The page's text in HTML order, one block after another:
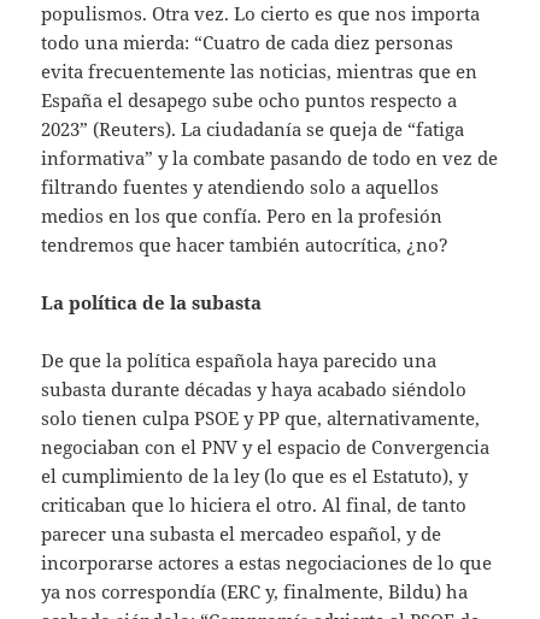
populismos. Otra vez. Lo cierto es que nos importa
todo una mierda: “Cuatro de cada diez personas
evita frecuentemente las noticias, mientras que en
España el desapego sube ocho puntos respecto a
2023” (Reuters). La ciudadanía se queja de “fatiga
informativa” y la combate pasando de todo en vez de
filtrando fuentes y atendiendo solo a aquellos
medios en los que confía. Pero en la profesión
tendremos que hacer también autocrítica, ¿no?
La política de la subasta
De que la política española haya parecido una
subasta durante décadas y haya acabado siéndolo
solo tienen culpa PSOE y PP que, alternativamente,
negociaban con el PNV y el espacio de Convergencia
el cumplimiento de la ley (lo que es el Estatuto), y
criticaban que lo hiciera el otro. Al final, de tanto
parecer una subasta el mercadeo español, y de
incorporarse actores a estas negociaciones de lo que
ya nos correspondía (ERC y, finalmente, Bildu) ha